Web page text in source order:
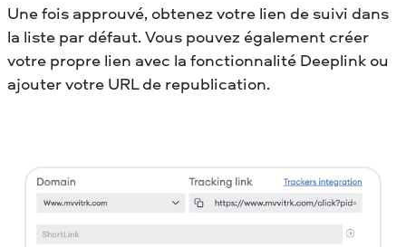
Une fois approuvé, obtenez votre lien de suivi dans
la liste par défaut. Vous pouvez également créer
votre propre lien avec la fonctionnalité Deeplink ou
ajouter votre URL de republication.